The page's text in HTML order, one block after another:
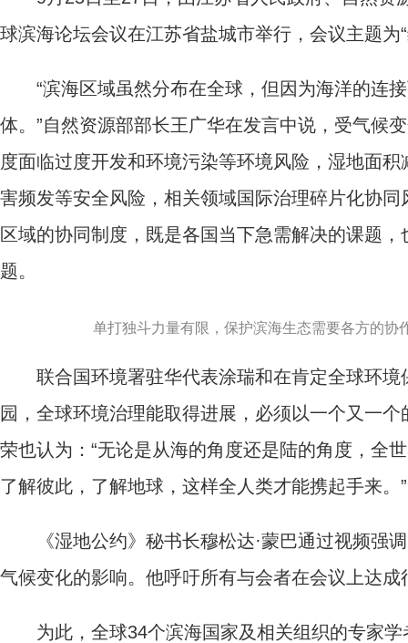
球滨海论坛会议在江苏省盐城市举行，会议主题为
“滨海区域虽然分布在全球，但因为海洋的连
体。”自然资源部部长王广华在发言中说，受气候
度面临过度开发和环境污染等环境风险，湿地面
害频发等安全风险，相关领域国际治理碎片化协
区域的协同制度，既是各国当下急需解决的课题
题。
单打独斗力量有限，保护滨海生态需要各方的
联合国环境署驻华代表涂瑞和在肯定全球环境
园，全球环境治理能取得进展，必须以一个又一
荣也认为：“无论是从海的角度还是陆的角度，全
了解彼此，了解地球，这样全人类才能携起手来。”
《湿地公约》秘书长穆松达·蒙巴通过视频强
气候变化的影响。他呼吁所有与会者在会议上达
为此，全球34个滨海国家及相关组织的专家学